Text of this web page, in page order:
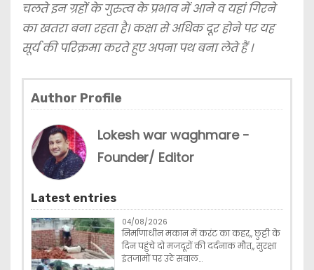
चलते इन ग्रहों के गुरुत्व के प्रभाव में आने व यहां गिरने
का खतरा बना रहता है। कक्षा से अधिक दूर होने पर यह
सूर्य की परिक्रमा करते हुए अपना पथ बना लेते हैं ।
Author Profile
Lokesh war waghmare -
Founder/ Editor
Latest entries
04/08/2026
निर्माणाधीन मकान में करंट का कहर,, छुट्टी के
दिन पहुंचे दो मजदूरों की दर्दनाक मौत,, सुरक्षा
इंतजामों पर उठे सवाल…